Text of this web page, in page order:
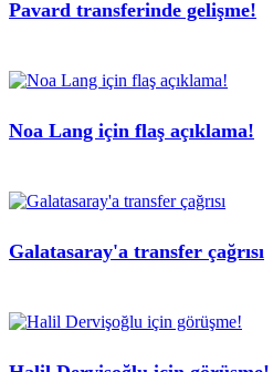
Pavard transferinde gelişme!
Noa Lang için flaş açıklama!
Galatasaray'a transfer çağrısı